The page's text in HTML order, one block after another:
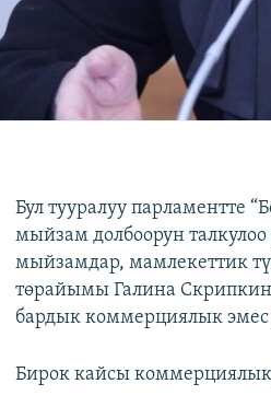
Бул тууралуу парламентте
мыйзам долбоорун
мыйзамдар, мамлекеттик
төрайымы Галина
бардык коммерциялык
Бирок кайсы